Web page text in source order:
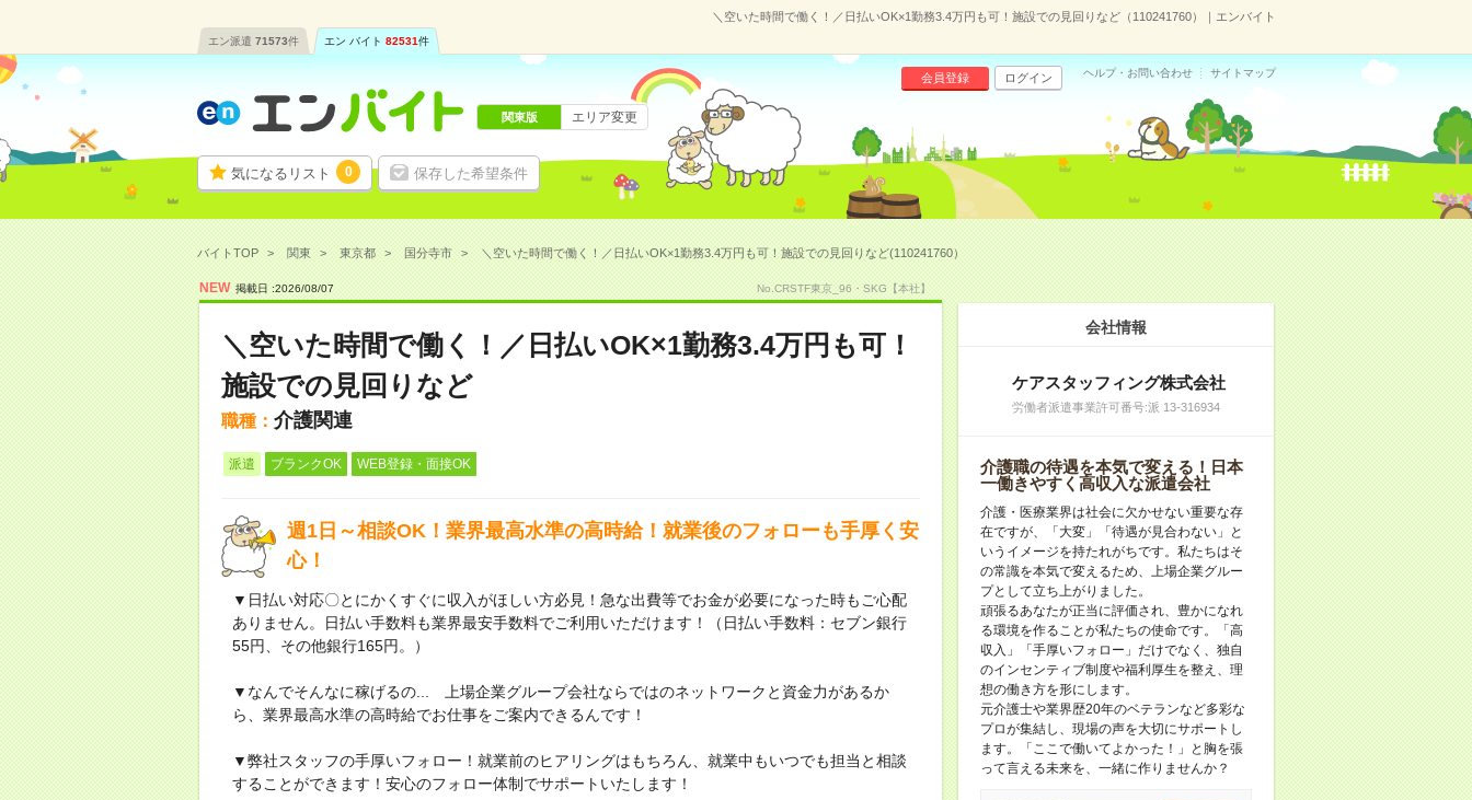
＼空いた時間で働く！／日払いOK×1勤務3.4万円も可！施設での見回りなど（110241760）｜エンバイト
エン派遣 71573件 エン バイト 82531件
気になるリスト 0 保存した希望条件
会員登録 ログイン ヘルプ・お問い合わせ サイトマップ
関東版 エリア変更
バイトTOP 関東 東京都 国分寺市 ＼空いた時間で働く！／日払いOK×1勤務3.4万円も可！施設での見回りなど(110241760）
NEW 掲載日 :2026/08/07 No.CRSTF東京_96・SKG【本社】
＼空いた時間で働く！／日払いOK×1勤務3.4万円も可！
施設での見回りなど
職種： 介護関連
派遣 ブランクOK WEB登録・面接OK
週1日～相談OK！業界最高水準の高時給！就業後のフォローも手厚く安
心！
▼日払い対応〇とにかくすぐに収入がほしい方必見！急な出費等でお金が必要になった時もご心配
ありません。日払い手数料も業界最安手数料でご利用いただけます！（日払い手数料：セブン銀行
55円、その他銀行165円。）
▼なんでそんなに稼げるの... 上場企業グループ会社ならではのネットワークと資金力があるか
ら、業界最高水準の高時給でお仕事をご案内できるんです！
▼弊社スタッフの手厚いフォロー！就業前のヒアリングはもちろん、就業中もいつでも担当と相談
することができます！安心のフォロー体制でサポートいたします！
会社情報
ケアスタッフィング株式会社
労働者派遣事業許可番号:派 13-316934
介護職の待遇を本気で変える！日本
一働きやすく高収入な派遣会社
介護・医療業界は社会に欠かせない重要な存
在ですが、「大変」「待遇が見合わない」と
いうイメージを持たれがちです。私たちはそ
の常識を本気で変えるため、上場企業グルー
プとして立ち上がりました。
頑張るあなたが正当に評価され、豊かになれ
る環境を作ることが私たちの使命です。「高
収入」「手厚いフォロー」だけでなく、独自
のインセンティブ制度や福利厚生を整え、理
想の働き方を形にします。
元介護士や業界歴20年のベテランなど多彩な
プロが集結し、現場の声を大切にサポートし
ます。「ここで働いてよかった！」と胸を張
って言える未来を、一緒に作りませんか？